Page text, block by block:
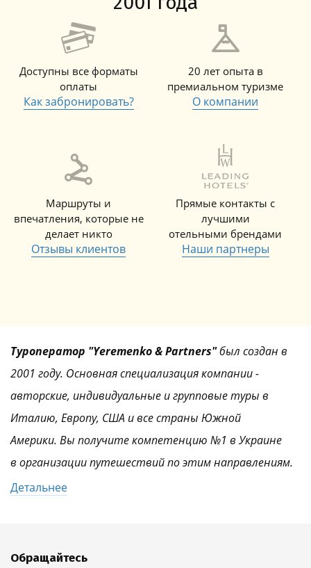
Доступны все форматы
оплаты
Как забронировать?
20 лет опыта в
премиальном туризме
О компании
Маршруты и
впечатления, которые не
делает никто
Отзывы клиентов
Прямые контакты с
лучшими
отельными брендами
Наши партнеры
Туроператор "Yeremenko & Partners"был создан в
2001 году. Основная специализация компании -
авторские, индивидуальные и групповые туры в
Италию, Европу, США и все страны Южной
Америки. Вы получите компетенцию №1 в Украине
в организации путешествий по этим направлениям.
Детальнее
Обращайтесь